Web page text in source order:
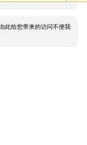
此给您带来的访问不便我